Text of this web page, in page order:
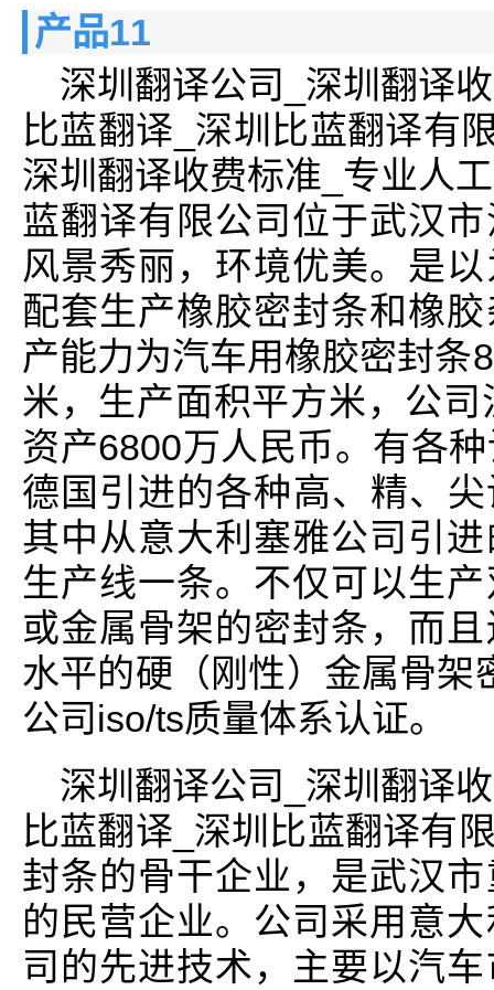
产品11
深圳翻译公司_深圳翻译
比蓝翻译_深圳比蓝翻译有
深圳翻译收费标准_专业人
蓝翻译有限公司位于武汉
风景秀丽，环境优美。是
配套生产橡胶密封条和橡
产能力为汽车用橡胶密封条
米，生产面积平方米，公
资产6800万人民币。有各
德国引进的各种高、精、
其中从意大利塞雅公司引
生产线一条。不仅可以生
或金属骨架的密封条，而
水平的硬（刚性）金属骨架
公司iso/ts质量体系认证。
深圳翻译公司_深圳翻译
比蓝翻译_深圳比蓝翻译有
封条的骨干企业，是武汉
的民营企业。公司采用意
司的先进技术，主要以汽